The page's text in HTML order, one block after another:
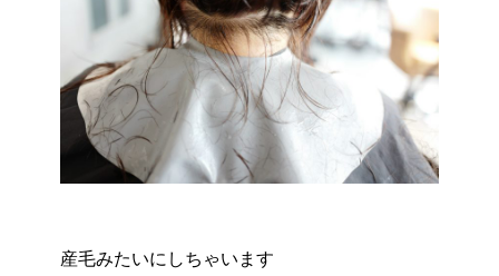
産毛みたいにしちゃいます